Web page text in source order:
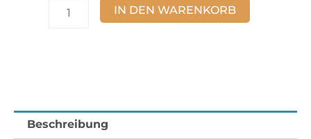
Mut
IN DEN WARENKORB
Beschreibung